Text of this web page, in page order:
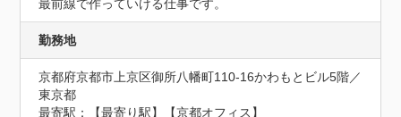
最前線で作っていける仕事です。
勤務地
京都府京都市上京区御所八幡町110-16かわもとビル5階／
東京都
最寄駅：【最寄り駅】【京都オフィス】